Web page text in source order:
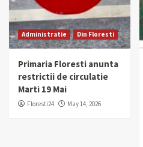
Administratie Din Floresti
Primaria Floresti anunta
restrictii de circulatie
Marti 19 Mai
Floresti24 May 14, 2026